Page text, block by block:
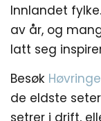
Innlandet
av år, og
latt seg
Besøk
de eldste
setrer i drift,